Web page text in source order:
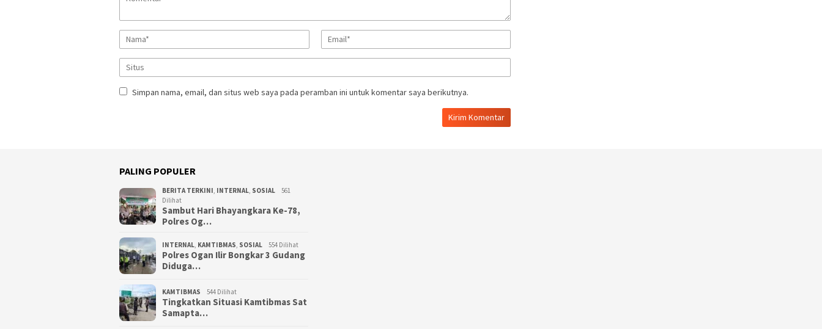
Simpan nama, email, dan situs web saya pada peramban ini untuk komentar saya berikutnya.
PALING POPULER
BERITA TERKINI, INTERNAL, SOSIAL
561
Dilihat
Sambut Hari Bhayangkara Ke-78,
Polres Og…
INTERNAL, KAMTIBMAS, SOSIAL 554 Dilihat
Polres Ogan Ilir Bongkar 3 Gudang
Diduga…
KAMTIBMAS 544 Dilihat
Tingkatkan Situasi Kamtibmas Sat
Samapta…